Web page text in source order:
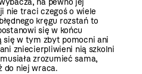
nie traci czegoś o wiele
kręgu rozstań to
się w końcu
się w tym zbyt pomocni ani
zniecierpliwieni nią szkolni
zrozumieć sama,
do niej wraca.